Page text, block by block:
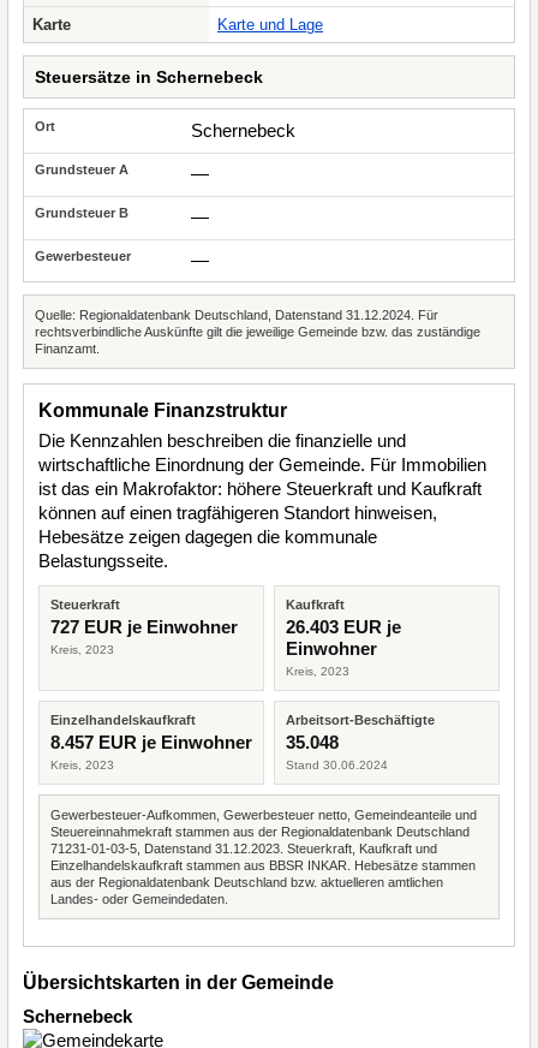
Karte
Karte und Lage
Steuersätze in Schernebeck
Schernebeck
—
—
—
Quelle: Regionaldatenbank Deutschland, Datenstand 31.12.2024. Für
rechtsverbindliche Auskünfte gilt die jeweilige Gemeinde bzw. das zuständige
Finanzamt.
Kommunale Finanzstruktur
Die Kennzahlen beschreiben die finanzielle und
wirtschaftliche Einordnung der Gemeinde. Für Immobilien
ist das ein Makrofaktor: höhere Steuerkraft und Kaufkraft
können auf einen tragfähigeren Standort hinweisen,
Hebesätze zeigen dagegen die kommunale
Belastungsseite.
Steuerkraft
727 EUR je Einwohner
Kreis, 2023
Kaufkraft
26.403 EUR je
Einwohner
Kreis, 2023
Einzelhandelskaufkraft
8.457 EUR je Einwohner
Kreis, 2023
Arbeitsort-Beschäftigte
35.048
Stand 30.06.2024
Gewerbesteuer-Aufkommen, Gewerbesteuer netto, Gemeindeanteile und
Steuereinnahmekraft stammen aus der Regionaldatenbank Deutschland
71231-01-03-5, Datenstand 31.12.2023. Steuerkraft, Kaufkraft und
Einzelhandelskaufkraft stammen aus BBSR INKAR. Hebesätze stammen
aus der Regionaldatenbank Deutschland bzw. aktuelleren amtlichen
Landes- oder Gemeindedaten.
Übersichtskarten in der Gemeinde
Schernebeck